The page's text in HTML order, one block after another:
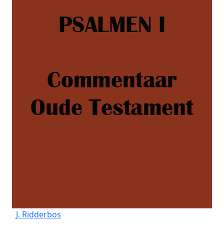
J. Ridderbos